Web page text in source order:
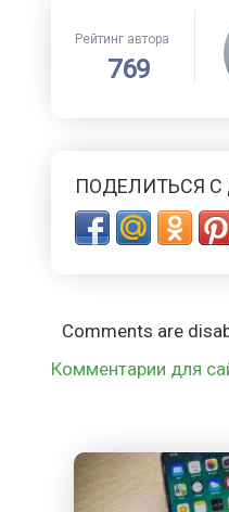
Рейтинг автора
769
ПОДЕЛИТЬСЯ С
Comments are
Комментарии для